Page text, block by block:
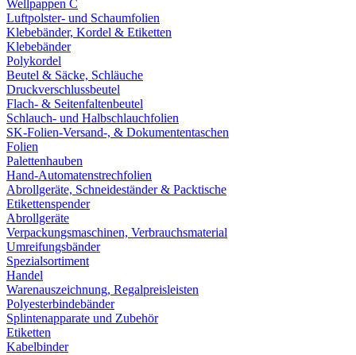
Wellpappen C
Luftpolster- und Schaumfolien
Klebebänder, Kordel & Etiketten
Klebebänder
Polykordel
Beutel & Säcke, Schläuche
Druckverschlussbeutel
Flach- & Seitenfaltenbeutel
Schlauch- und Halbschlauchfolien
SK-Folien-Versand-, & Dokumententaschen
Folien
Palettenhauben
Hand-Automatenstrechfolien
Abrollgeräte, Schneideständer & Packtische
Etikettenspender
Abrollgeräte
Verpackungsmaschinen, Verbrauchsmaterial
Umreifungsbänder
Spezialsortiment
Handel
Warenauszeichnung, Regalpreisleisten
Polyesterbindebänder
Splintenapparate und Zubehör
Etiketten
Kabelbinder